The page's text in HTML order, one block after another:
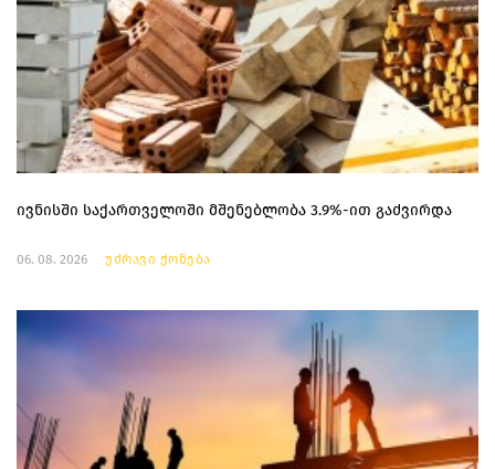
ივნისში საქართველოში მშენებლობა 3.9%-ით გაძვირდა
06. 08. 2026 უძრავი ქონება